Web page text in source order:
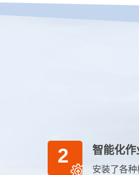
2 智能化作
安装了各